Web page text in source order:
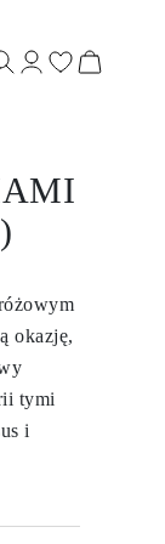
okazję,
tymi
i